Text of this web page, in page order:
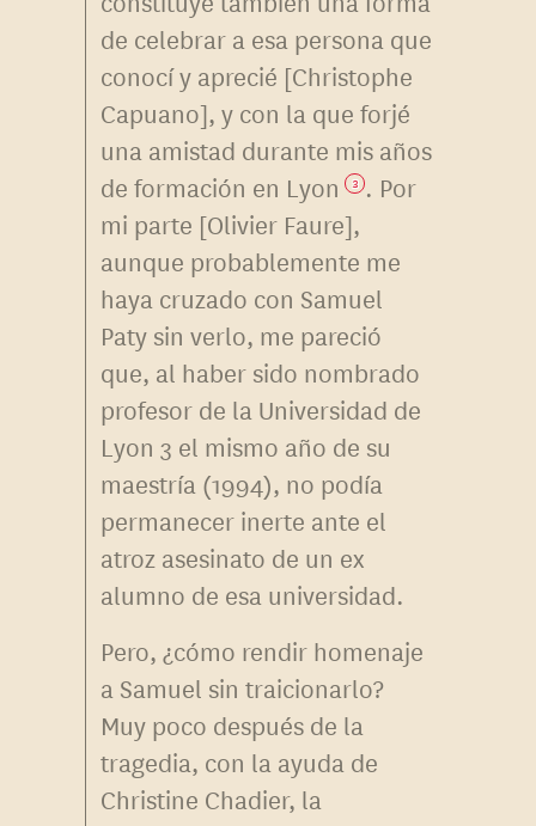
de celebrar a esa persona que
conocí y aprecié [Christophe
Capuano], y con la que forjé
una amistad durante mis años
de formación en Lyon 3 . Por
mi parte [Olivier Faure],
aunque probablemente me
haya cruzado con Samuel
Paty sin verlo, me pareció
que, al haber sido nombrado
profesor de la Universidad de
Lyon 3 el mismo año de su
maestría (1994), no podía
permanecer inerte ante el
atroz asesinato de un ex
alumno de esa universidad.
Pero, ¿cómo rendir homenaje
a Samuel sin traicionarlo?
Muy poco después de la
tragedia, con la ayuda de
Christine Chadier, la